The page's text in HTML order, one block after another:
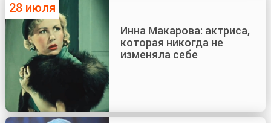
28 июля
Инна Макарова: актриса,
которая никогда не
изменяла себе